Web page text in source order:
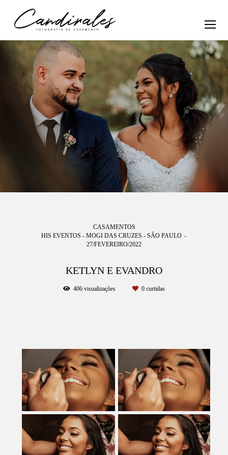
CASAMENTOS
HIS EVENTOS - MOGI DAS CRUZES - SÃO PAULO
27/FEVEREIRO/2022
KETLYN E EVANDRO
406 visualizações 0 curtidas